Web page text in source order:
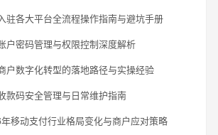
驻各大平台全流程操作指南与避坑手册
户密码管理与权限控制深度解析
户数字化转型的落地路径与实操经验
款码安全管理与日常维护指南
移动支付行业格局变化与商户应对策略